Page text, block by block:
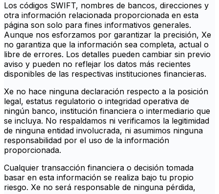
Los códigos SWIFT, nombres de bancos, direcciones y
otra información relacionada proporcionada en esta
página son solo para fines informativos generales.
Aunque nos esforzamos por garantizar la precisión, Xe
no garantiza que la información sea completa, actual o
libre de errores. Los detalles pueden cambiar sin previo
aviso y pueden no reflejar los datos más recientes
disponibles de las respectivas instituciones financieras.
Xe no hace ninguna declaración respecto a la posición
legal, estatus regulatorio o integridad operativa de
ningún banco, institución financiera o intermediario que
se incluya. No respaldamos ni verificamos la legitimidad
de ninguna entidad involucrada, ni asumimos ninguna
responsabilidad por el uso de la información
proporcionada.
Cualquier transacción financiera o decisión tomada
basar en esta información se realiza bajo tu propio
riesgo. Xe no será responsable de ninguna pérdida,